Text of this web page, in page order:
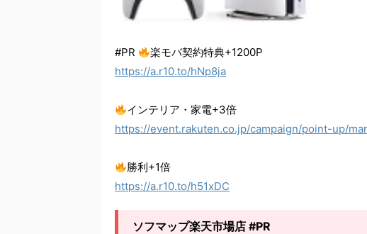
#PR
楽モバ契約特典+1200P
https://a.r10.to/hNp8ja
インテリア・家電+3倍
https://event.rakuten.co.jp/campaign/point-up/
勝利+1倍
https://a.r10.to/h51xDC
ソフマップ楽天市場店 #PR